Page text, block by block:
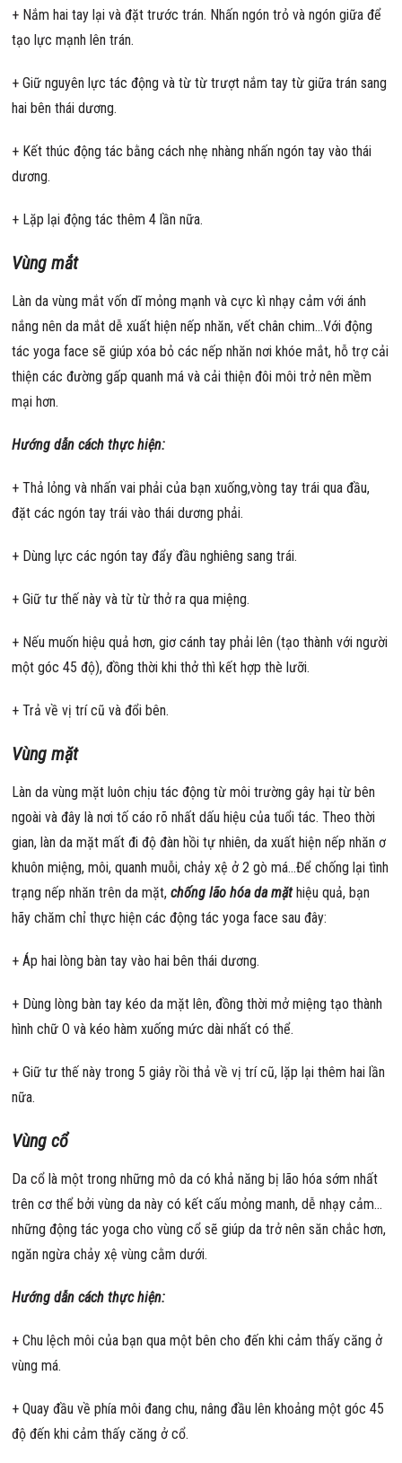
+ Nắm hai tay lại và đặt trước trán. Nhấn ngón trỏ và ngón giữa để
tạo lực mạnh lên trán.
+ Giữ nguyên lực tác động và từ từ trượt nắm tay từ giữa trán sang
hai bên thái dương.
+ Kết thúc động tác bằng cách nhẹ nhàng nhấn ngón tay vào thái
dương.
+ Lặp lại động tác thêm 4 lần nữa.
Vùng mắt
Làn da vùng mắt vốn dĩ mỏng mạnh và cực kì nhạy cảm với ánh
nắng nên da mắt dễ xuất hiện nếp nhăn, vết chân chim…Với động
tác yoga face sẽ giúp xóa bỏ các nếp nhăn nơi khóe mắt, hỗ trợ cải
thiện các đường gấp quanh má và cải thiện đôi môi trở nên mềm
mại hơn.
Hướng dẫn cách thực hiện:
+ Thả lỏng và nhấn vai phải của bạn xuống,vòng tay trái qua đầu,
đặt các ngón tay trái vào thái dương phải.
+ Dùng lực các ngón tay đẩy đầu nghiêng sang trái.
+ Giữ tư thế này và từ từ thở ra qua miệng.
+ Nếu muốn hiệu quả hơn, giơ cánh tay phải lên (tạo thành với người
một góc 45 độ), đồng thời khi thở thì kết hợp thè lưỡi.
+ Trả về vị trí cũ và đổi bên.
Vùng mặt
Làn da vùng mặt luôn chịu tác động từ môi trường gây hại từ bên
ngoài và đây là nơi tố cáo rõ nhất dấu hiệu của tuổi tác. Theo thời
gian, làn da mặt mất đi độ đàn hồi tự nhiên, da xuất hiện nếp nhăn ơ
khuôn miệng, môi, quanh muỗi, chảy xệ ở 2 gò má…Để chống lại tình
trạng nếp nhăn trên da mặt,chống lão hóa da mặthiệu quả, bạn
hãy chăm chỉ thực hiện các động tác yoga face sau đây:
+ Áp hai lòng bàn tay vào hai bên thái dương.
+ Dùng lòng bàn tay kéo da mặt lên, đồng thời mở miệng tạo thành
hình chữ O và kéo hàm xuống mức dài nhất có thể.
+ Giữ tư thế này trong 5 giây rồi thả về vị trí cũ, lặp lại thêm hai lần
nữa.
Vùng cổ
Da cổ là một trong những mô da có khả năng bị lão hóa sớm nhất
trên cơ thể bởi vùng da này có kết cấu mỏng manh, dễ nhạy cảm…
những động tác yoga cho vùng cổ sẽ giúp da trở nên săn chắc hơn,
ngăn ngừa chảy xệ vùng cằm dưới.
Hướng dẫn cách thực hiện:
+ Chu lệch môi của bạn qua một bên cho đến khi cảm thấy căng ở
vùng má.
+ Quay đầu về phía môi đang chu, nâng đầu lên khoảng một góc 45
độ đến khi cảm thấy căng ở cổ.